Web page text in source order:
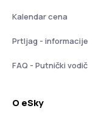
Kalendar cena
Prtljag - informacije
FAQ - Putnički vodič
O eSky